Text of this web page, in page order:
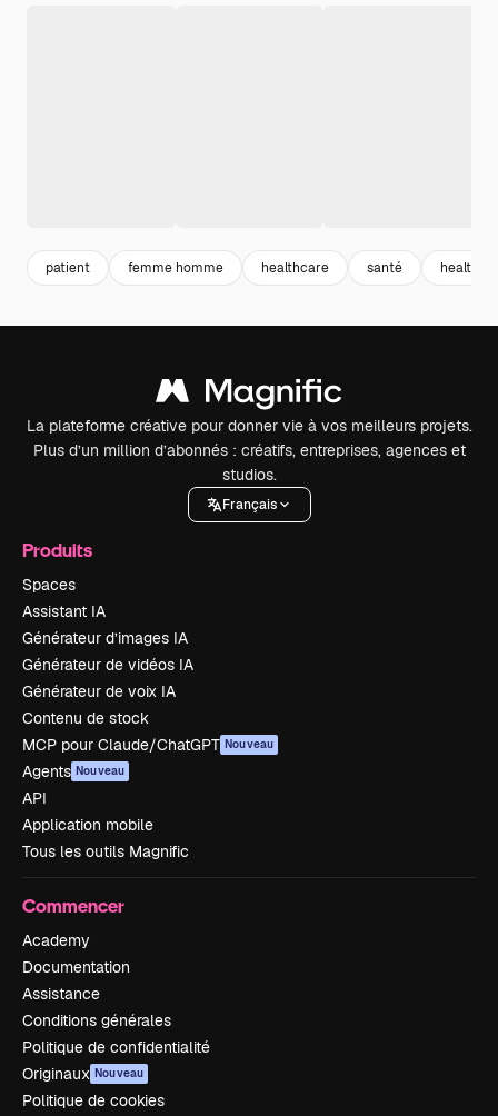
patient femme homme healthcare santé health
La plateforme créative pour donner vie à vos meilleurs projets.
Plus d’un million d’abonnés : créatifs, entreprises, agences et
studios.
Français
Produits
Spaces
Assistant IA
Générateur d’images IA
Générateur de vidéos IA
Générateur de voix IA
Contenu de stock
MCP pour Claude/ChatGPT Nouveau
Agents Nouveau
API
Application mobile
Tous les outils Magnific
Commencer
Academy
Documentation
Assistance
Conditions générales
Politique de confidentialité
Originaux Nouveau
Politique de cookies